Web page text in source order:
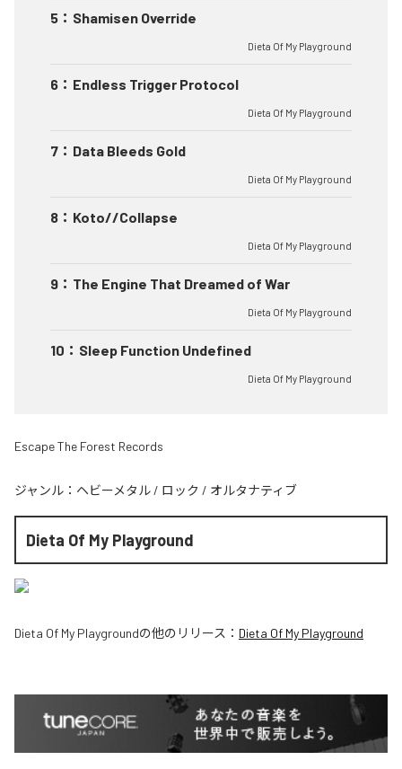
5 ： Shamisen Override
Dieta Of My Playground
6 ： Endless Trigger Protocol
Dieta Of My Playground
7 ： Data Bleeds Gold
Dieta Of My Playground
8 ： Koto//Collapse
Dieta Of My Playground
9 ： The Engine That Dreamed of War
Dieta Of My Playground
10 ： Sleep Function Undefined
Dieta Of My Playground
Escape The Forest Records
ジャンル： ヘビーメタル / ロック / オルタナティブ
Dieta Of My Playground
Dieta Of My Playgroundの他のリリース： Dieta Of My Playground